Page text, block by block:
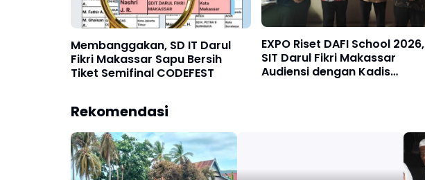
Membanggakan, SD IT Darul
Fikri Makassar Sapu Bersih
Tiket Semifinal CODEFEST
EXPO Riset DAFI School 2026,
SIT Darul Fikri Makassar
Audiensi dengan Kadis
Rekomendasi